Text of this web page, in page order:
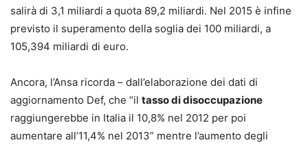
salirà di 3,1 miliardi a quota 89,2 miliardi. Nel 2015 è infine
previsto il superamento della soglia dei 100 miliardi, a
105,394 miliardi di euro.
Ancora, l’Ansa ricorda – dall’elaborazione dei dati di
aggiornamento Def, che “il tasso di disoccupazione
raggiungerebbe in Italia il 10,8% nel 2012 per poi
aumentare all’11,4% nel 2013” mentre l’aumento degli